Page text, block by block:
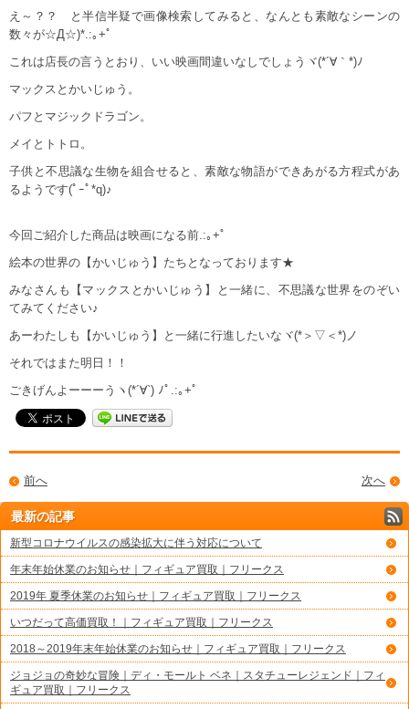
え～？？ と半信半疑で画像検索してみると、なんとも素敵なシーンの
数々が☆Д☆)*.:｡+ﾟ
これは店長の言うとおり、いい映画間違いなしでしょうヾ(*´∀｀*)ﾉ
マックスとかいじゅう。
パフとマジックドラゴン。
メイとトトロ。
子供と不思議な生物を組合せると、素敵な物語ができあがる方程式があ
るようです(ﾟｰﾟ*q)♪
今回ご紹介した商品は映画になる前.:｡+ﾟ
絵本の世界の【かいじゅう】たちとなっております★
みなさんも【マックスとかいじゅう】と一緒に、不思議な世界をのぞい
てみてください♪
あーわたしも【かいじゅう】と一緒に行進したいなヾ(*＞▽＜*)ノ
それではまた明日！！
ごきげんよーーーうヽ(*´∀`) ﾉﾟ.:｡+ﾟ
次へ
前へ
最新の記事
新型コロナウイルスの感染拡大に伴う対応について
年末年始休業のお知らせ｜フィギュア買取｜フリークス
2019年 夏季休業のお知らせ｜フィギュア買取｜フリークス
いつだって高価買取！｜フィギュア買取｜フリークス
2018～2019年末年始休業のお知らせ｜フィギュア買取｜フリークス
ジョジョの奇妙な冒険｜ディ・モールト ベネ｜スタチューレジェンド｜フィ
ギュア買取｜フリークス